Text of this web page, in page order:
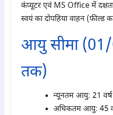
कंप्यूटर एवं MS Office में
स्वयं का दोपहिया वाहन (फील्ड
आयु सीमा
तक)
न्यूनतम आयु: 21 वर्ष
अधिकतम आयु: 45